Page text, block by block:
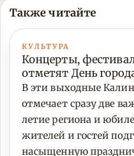
Также читайте
КУЛЬТУРА
Концерты,
отметят День
В эти выходные
отмечает сразу две
летие региона и
жителей и гостей
насыщенную